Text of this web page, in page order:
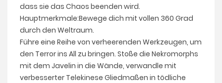
dass sie das Chaos beenden wird.
Hauptmerkmale:Bewege dich mit vollen 360 Grad
durch den Weltraum.
Führe eine Reihe von verheerenden Werkzeugen, um
den Terror ins All zu bringen. Stoße die Nekromorphs
mit dem Javelin in die Wände, verwandle mit
verbesserter Telekinese Gliedmaßen in tödliche